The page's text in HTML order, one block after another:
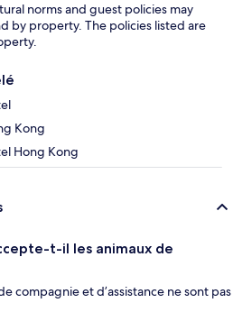
norms and guest policies may
by property. The policies listed are
Kong
Hong Kong
t-il les animaux de
compagnie et d’assistance ne sont pas